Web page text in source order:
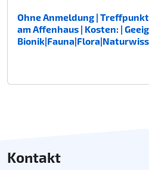
Ohne Anmeldung |
am Affenhaus | Kosten: |
Kontakt